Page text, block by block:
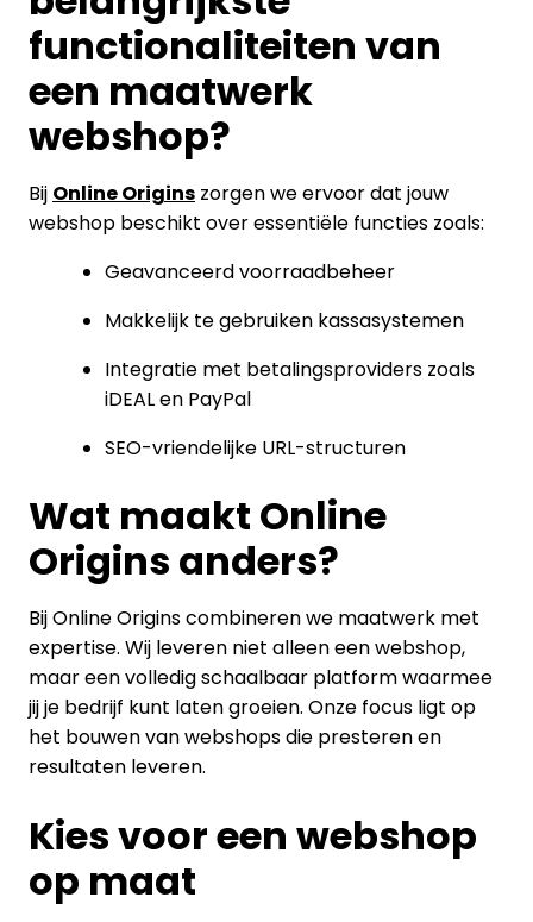
functionaliteiten van
een maatwerk
webshop?
Bij Online Origins zorgen we ervoor dat jouw
webshop beschikt over essentiële functies zoals:
Geavanceerd voorraadbeheer
Makkelijk te gebruiken kassasystemen
Integratie met betalingsproviders zoals
iDEAL en PayPal
SEO-vriendelijke URL-structuren
Wat maakt Online
Origins anders?
Bij Online Origins combineren we maatwerk met
expertise. Wij leveren niet alleen een webshop,
maar een volledig schaalbaar platform waarmee
jij je bedrijf kunt laten groeien. Onze focus ligt op
het bouwen van webshops die presteren en
resultaten leveren.
Kies voor een webshop
op maat